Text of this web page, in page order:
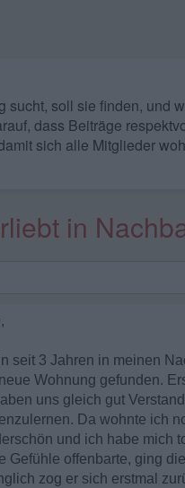
sucht, soll sie finden, und
dass Beiträge
sich alle Mitglieder
in
seit 3 Jahren in meinen
Wohnung gefunden.
uns gleich gut
Da wohnte ich
und ich habe mich
Gefühle offenbarte, ging
zog er sich erstmal